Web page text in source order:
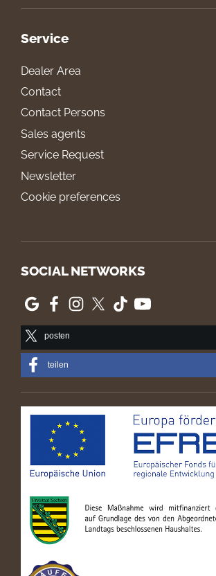
Service
Dealer Area
Contact
Contact Persons
Sales agents
Service Request
Newsletter
Cookie preferences
SOCIAL NETWORKS
posten
teilen